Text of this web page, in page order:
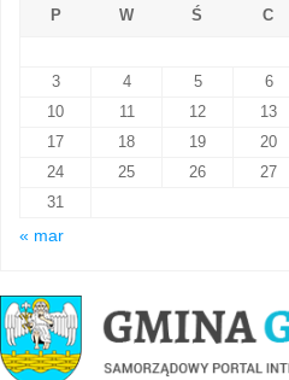
P
W Ś C
3
4 5 6
10
11 12 13
17
18 19 20
24
25 26 27
31
« mar